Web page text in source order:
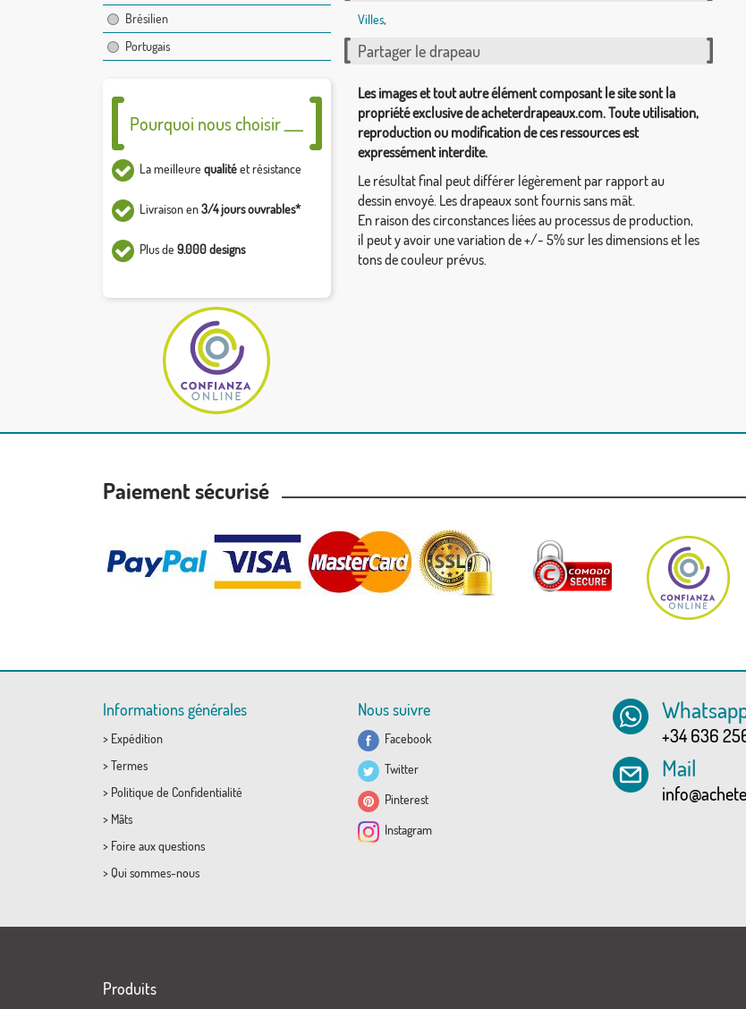
Brésilien
Portugais
Pourquoi nous choisir ___
La meilleure qualitéet résistance
Livraison en3/4 jours ouvrables*
Plus de 9.000 designs
Villes,
Partager le drapeau
Les images et tout autre élément composant le site sont la
propriété exclusive de acheterdrapeaux.com. Toute utilisation,
reproduction ou modification de ces ressources est
expressément interdite.
Le résultat final peut différer légèrement par rapport au
dessin envoyé. Les drapeaux sont fournis sans mât.
En raison des circonstances liées au processus de production,
il peut y avoir une variation de +/- 5% sur les dimensions et les
tons de couleur prévus.
Paiement sécurisé
Informations générales
> Expédition
> Termes
> Politique de Confidentialité
> Mâts
> Foire aux questions
> Qui sommes-nous
Nous suivre
Facebook
Twitter
Pinterest
Instagram
+34 636
Mail
Produits